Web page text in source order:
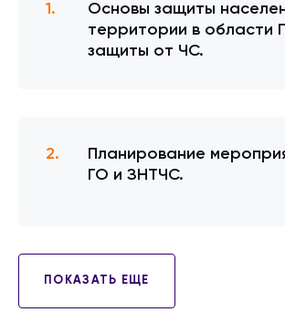
Основы защиты
территории в области
защиты от ЧС.
Планирование
ГО и ЗНТЧС.
ПОКАЗАТЬ ЕЩЕ